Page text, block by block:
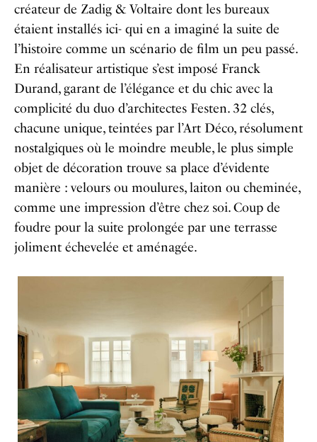
créateur de Zadig & Voltaire dont les bureaux
étaient installés ici- qui en a imaginé la suite de
l’histoire comme un scénario de film un peu passé.
En réalisateur artistique s’est imposé Franck
Durand, garant de l’élégance et du chic avec la
complicité du duo d’architectes Festen. 32 clés,
chacune unique, teintées par l’Art Déco, résolument
nostalgiques où le moindre meuble, le plus simple
objet de décoration trouve sa place d’évidente
manière : velours ou moulures, laiton ou cheminée,
comme une impression d’être chez soi. Coup de
foudre pour la suite prolongée par une terrasse
joliment échevelée et aménagée.